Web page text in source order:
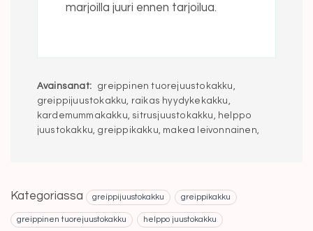
marjoilla juuri ennen tarjoilua.
Avainsanat:
greippinen tuorejuustokakku,
greippijuustokakku, raikas hyydykekakku,
kardemummakakku, sitrusjuustokakku, helppo
juustokakku, greippikakku, makea leivonnainen,
Kategoriassa greippijuustokakku greippikakku
greippinen tuorejuustokakku helppo juustokakku